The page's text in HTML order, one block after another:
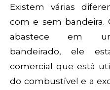
Existem várias
com e sem bandeira.
abastece em
bandeirado, ele
comercial que está
do combustível e a